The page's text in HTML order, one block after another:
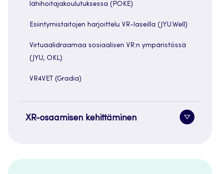
lähihoitajakoulutuksessa (POKE)
Esiintymistaitojen harjoittelu VR-laseilla (JYU.Well)
Virtuaalidraamaa sosiaalisen VR:n ympäristössä
(JYU, OKL)
VR4VET (Gradia)
XR-osaamisen kehittäminen